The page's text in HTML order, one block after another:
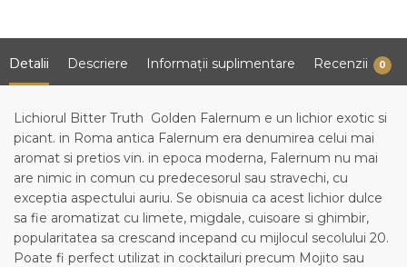
Detalii Descriere Informații suplimentare Recenzii 0
Lichiorul Bitter Truth Golden Falernum e un lichior exotic si
picant. in Roma antica Falernum era denumirea celui mai
aromat si pretios vin. in epoca moderna, Falernum nu mai
are nimic in comun cu predecesorul sau stravechi, cu
exceptia aspectului auriu. Se obisnuia ca acest lichior dulce
sa fie aromatizat cu limete, migdale, cuisoare si ghimbir,
popularitatea sa crescand incepand cu mijlocul secolului 20.
Poate fi perfect utilizat in cocktailuri precum Mojito sau